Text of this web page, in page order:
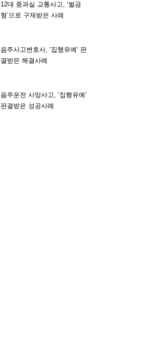
12대 중과실 교통사고, ‘벌금
형’으로 구제받은 사례
음주사고변호사, ‘집행유예’ 판
결받은 해결사례
음주운전 사망사고, ‘집행유예’
판결받은 성공사례